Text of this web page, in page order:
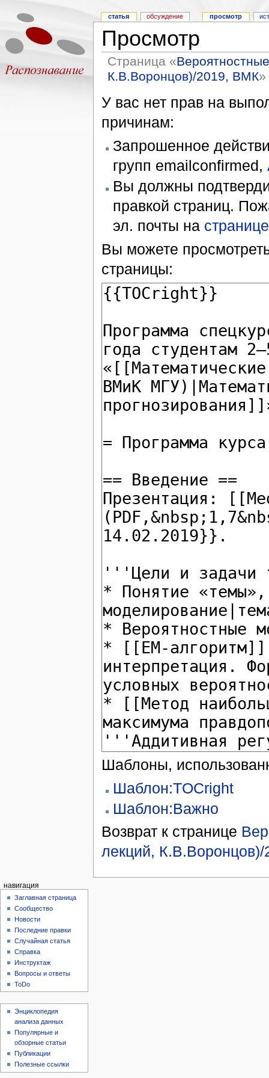
Просмотр
Страница «
К.В.Воронцов)/2019, ВМК»
У вас нет прав на
причинам:
Запрошенное
групп emailconfirmed,
Вы должны
правкой страниц.
эл. почты на
Вы можете
страницы:
Шаблоны,
Шаблон:TOCright
Шаблон:Важно
Возврат к странице
лекций,
статья обсуждение просмотр
навигация
Заглавная страница
Сообщество
Новости
Последние правки
Случайная статья
Справка
Инструктаж
Вопросы и ответы
ToDo
Энциклопедия
анализа данных
Популярные и
обзорные статьи
Публикации
Полезные ссылки